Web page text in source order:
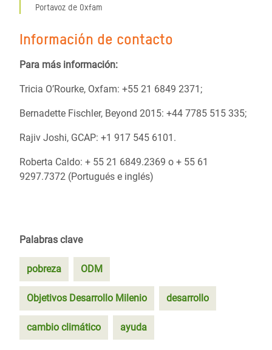
Portavoz de Oxfam
Información de contacto
Para más información:
Tricia O’Rourke, Oxfam: +55 21 6849 2371;
Bernadette Fischler, Beyond 2015: +44 7785 515 335;
Rajiv Joshi, GCAP: +1 917 545 6101.
Roberta Caldo: + 55 21 6849.2369 o + 55 61
9297.7372 (Portugués e inglés)
Palabras clave
pobreza ODM
Objetivos Desarrollo Milenio desarrollo
cambio climático ayuda